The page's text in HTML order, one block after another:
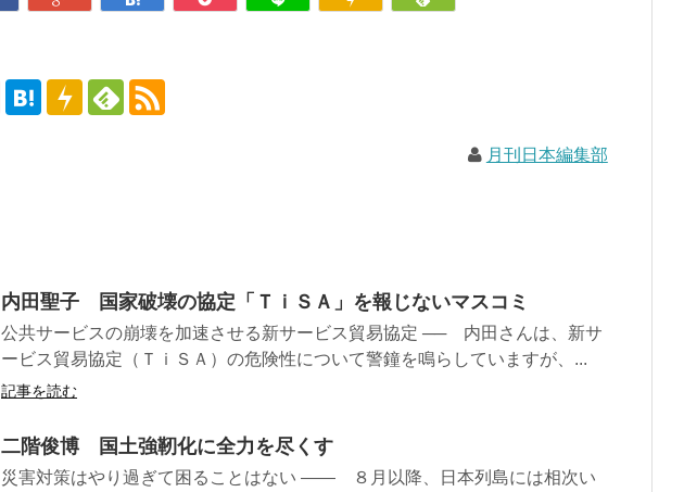
月刊日本編集部
内田聖子 国家破壊の協定「ＴｉＳＡ」を報じないマスコミ
公共サービスの崩壊を加速させる新サービス貿易協定 ── 内田さんは、新サ
ービス貿易協定（ＴｉＳＡ）の危険性について警鐘を鳴らしていますが、...
記事を読む
二階俊博 国土強靭化に全力を尽くす
災害対策はやり過ぎて困ることはない ―― ８月以降、日本列島には相次い